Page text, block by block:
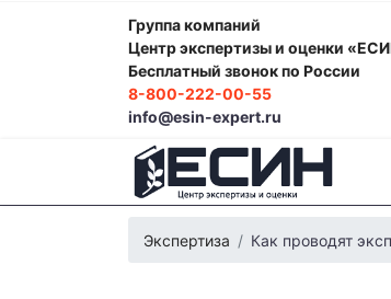
Группа компаний
Центр экспертизы и оценки
Бесплатный звонок по России
8-800-222-00-55
info@esin-expert.ru
Экспертиза Как проводят